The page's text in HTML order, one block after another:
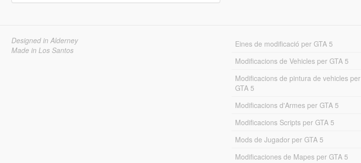
Designed in Alderney
Made in Los Santos
Eines de modificació per GTA 5
Modificacions de Vehicles per GTA 5
Modificacions de pintura de vehicles per
GTA 5
Modificacions d'Armes per GTA 5
Modificacions Scripts per GTA 5
Mods de Jugador per GTA 5
Modificaciones de Mapes per GTA 5